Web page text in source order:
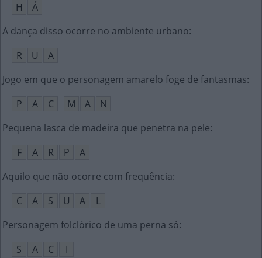
H
Á
A dança disso ocorre no ambiente urbano:
R
U
A
Jogo em que o personagem amarelo foge de fantasmas:
P
A C M A
N
Pequena lasca de madeira que penetra na pele:
F
A R P
A
Aquilo que não ocorre com frequência:
C
A S U A
L
Personagem folclórico de uma perna só:
S
A C
I